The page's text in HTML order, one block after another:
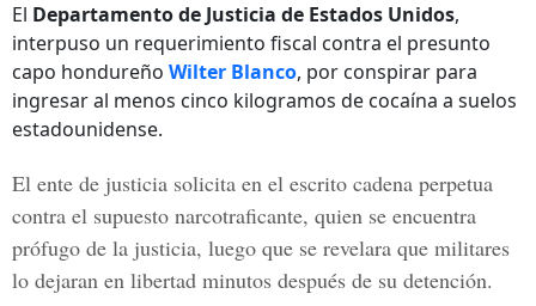
El Departamento de Justicia de Estados Unidos,
interpuso un requerimiento fiscal contra el presunto
capo hondureño Wilter Blanco, por conspirar para
ingresar al menos cinco kilogramos de cocaína a suelos
estadounidense.
El ente de justicia solicita en el escrito cadena perpetua
contra el supuesto narcotraficante, quien se encuentra
prófugo de la justicia, luego que se revelara que militares
lo dejaran en libertad minutos después de su detención.